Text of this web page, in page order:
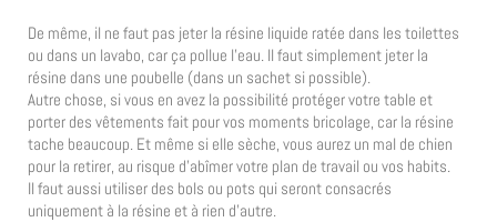
De même, il ne faut pas jeter la résine liquide ratée dans les toilettes
ou dans un lavabo, car ça pollue l’eau. Il faut simplement jeter la
résine dans une poubelle (dans un sachet si possible).
Autre chose, si vous en avez la possibilité protéger votre table et
porter des vêtements fait pour vos moments bricolage, car la résine
tache beaucoup. Et même si elle sèche, vous aurez un mal de chien
pour la retirer, au risque d’abîmer votre plan de travail ou vos habits.
Il faut aussi utiliser des bols ou pots qui seront consacrés
uniquement à la résine et à rien d’autre.